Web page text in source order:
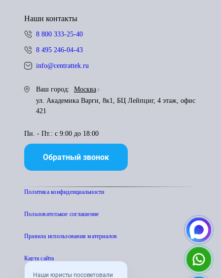
Наши юристы посоветовали
Наши контакты
8 800 333-25-40
8 495 246-04-43
info@centrattek.ru
Ваш город:
Москва
ул. Академика Варги, 8к1, БЦ Лейпциг, 4 этаж, офис
421
Пн. - Пт.: с 9:00 до 18:00
Обратный звонок
Политика конфиденциальности
Пользователькое соглашение
Правила использования материалов
Карта сайта